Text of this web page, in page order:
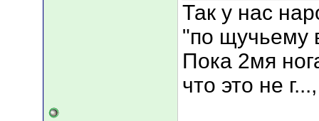
Так у нас
"по щучьему
Пока 2мя
что это не